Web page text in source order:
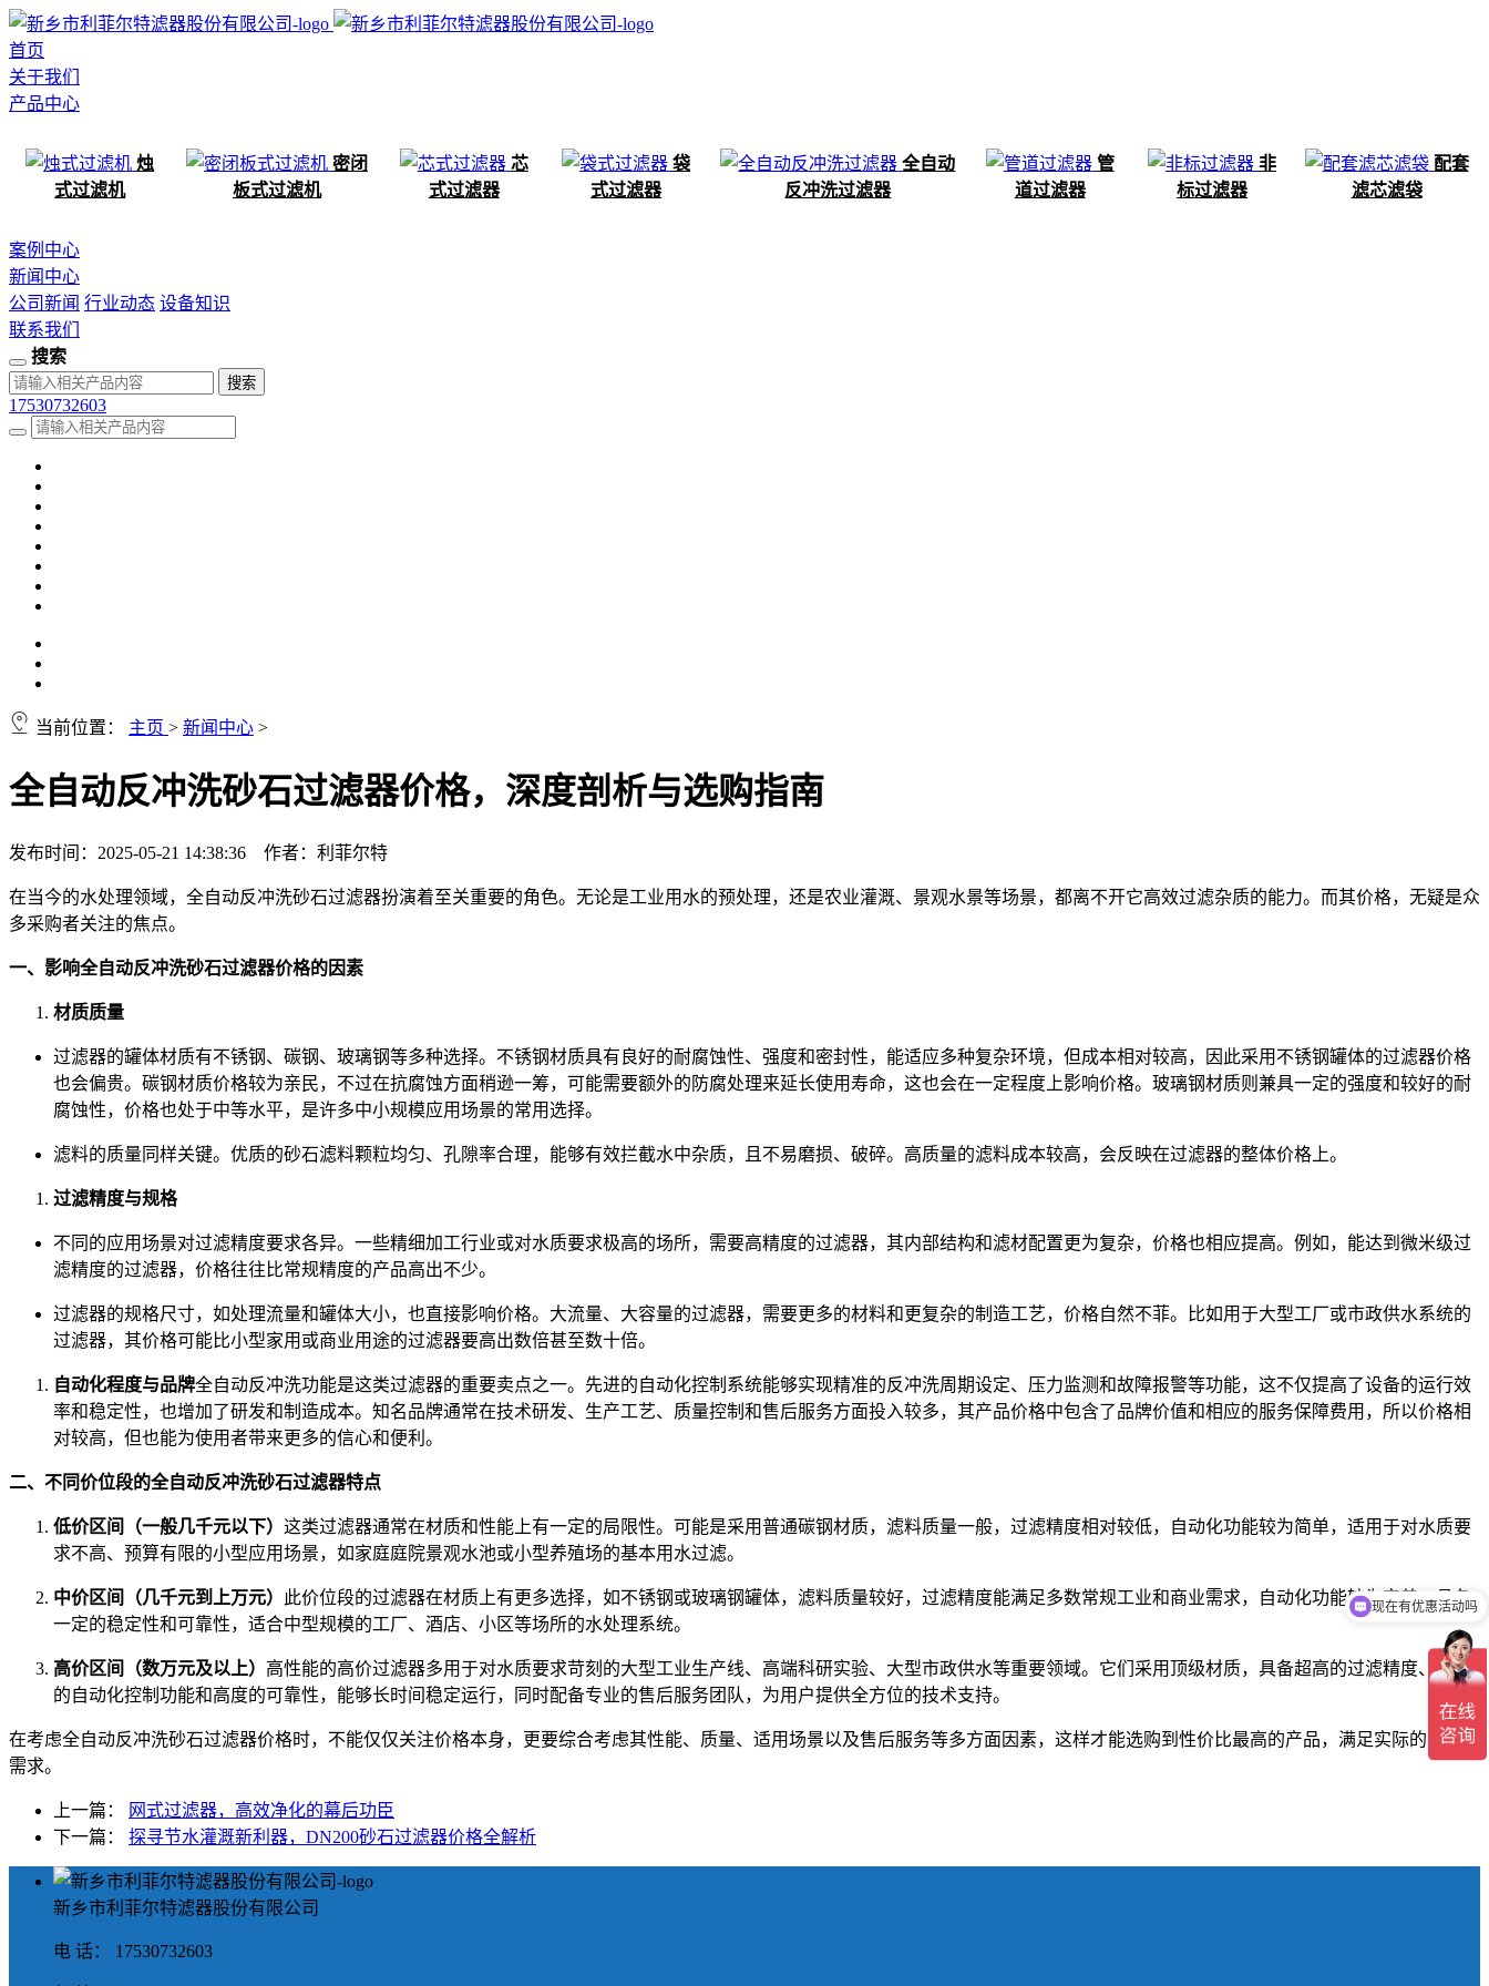
首页
关于我们
产品中心
烛
式过滤机
密闭
板式过滤机
芯
式过滤器
袋
式过滤器
全自动
反冲洗过滤器
管
道过滤器
非
标过滤器
配套
滤芯滤袋
案例中心
新闻中心
公司新闻 行业动态 设备知识
联系我们
搜索
17530732603
当前位置： 主页 > 新闻中心 >
全自动反冲洗砂石过滤器价格，深度剖析与选购指南
发布时间：2025-05-21 14:38:36 作者：利菲尔特
在当今的水处理领域，全自动反冲洗砂石过滤器扮演着至关重要的角色。无论是工业用水的预处理，还是农业灌溉、景观水景等场景，都离不开它高效过滤杂质的能力。而其价格，无疑是众
多采购者关注的焦点。
一、影响全自动反冲洗砂石过滤器价格的因素
材质质量
过滤器的罐体材质有不锈钢、碳钢、玻璃钢等多种选择。不锈钢材质具有良好的耐腐蚀性、强度和密封性，能适应多种复杂环境，但成本相对较高，因此采用不锈钢罐体的过滤器价格
也会偏贵。碳钢材质价格较为亲民，不过在抗腐蚀方面稍逊一筹，可能需要额外的防腐处理来延长使用寿命，这也会在一定程度上影响价格。玻璃钢材质则兼具一定的强度和较好的耐
腐蚀性，价格也处于中等水平，是许多中小规模应用场景的常用选择。
滤料的质量同样关键。优质的砂石滤料颗粒均匀、孔隙率合理，能够有效拦截水中杂质，且不易磨损、破碎。高质量的滤料成本较高，会反映在过滤器的整体价格上。
过滤精度与规格
不同的应用场景对过滤精度要求各异。一些精细加工行业或对水质要求极高的场所，需要高精度的过滤器，其内部结构和滤材配置更为复杂，价格也相应提高。例如，能达到微米级过
滤精度的过滤器，价格往往比常规精度的产品高出不少。
过滤器的规格尺寸，如处理流量和罐体大小，也直接影响价格。大流量、大容量的过滤器，需要更多的材料和更复杂的制造工艺，价格自然不菲。比如用于大型工厂或市政供水系统的
过滤器，其价格可能比小型家用或商业用途的过滤器要高出数倍甚至数十倍。
自动化程度与品牌全自动反冲洗功能是这类过滤器的重要卖点之一。先进的自动化控制系统能够实现精准的反冲洗周期设定、压力监测和故障报警等功能，这不仅提高了设备的运行效
率和稳定性，也增加了研发和制造成本。知名品牌通常在技术研发、生产工艺、质量控制和售后服务方面投入较多，其产品价格中包含了品牌价值和相应的服务保障费用，所以价格相
对较高，但也能为使用者带来更多的信心和便利。
二、不同价位段的全自动反冲洗砂石过滤器特点
低价区间（一般几千元以下） 这类过滤器通常在材质和性能上有一定的局限性。可能是采用普通碳钢材质，滤料质量一般，过滤精度相对较低，自动化功能较为简单，适用于对水质要
求不高、预算有限的小型应用场景，如家庭庭院景观水池或小型养殖场的基本用水过滤。
中价区间（几千元到上万元）
此价位段的过滤器在材质上有更多选择，如不锈钢或玻璃钢罐体，滤料质量较好，过滤精度能满足多数常规工业和商业需求，自动化功能较为完善，具备
一定的稳定性和可靠性，适合中型规模的工厂、酒店、小区等场所的水处理系统。
高价区间（数万元及以上） 高性能的高价过滤器多用于对水质要求苛刻的大型工业生产线、高端科研实验、大型市政供水等重要领域。它们采用顶级材质，具备超高的过滤精度、强大
的自动化控制功能和高度的可靠性，能够长时间稳定运行，同时配备专业的售后服务团队，为用户提供全方位的技术支持。
在考虑全自动反冲洗砂石过滤器价格时，不能仅仅关注价格本身，更要综合考虑其性能、质量、适用场景以及售后服务等多方面因素，这样才能选购到性价比最高的产品，满足实际的水处理
需求。
上一篇：
网式过滤器，高效净化的幕后功臣
下一篇： 探寻节水灌溉新利器，DN200砂石过滤器价格全解析
新乡市利菲尔特滤器股份有限公司
电 话： 17530732603
现在有优惠活动吗